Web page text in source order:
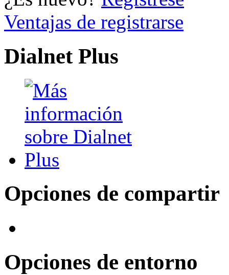
Ventajas de registrarse
Dialnet Plus
Opciones de compartir
Opciones de entorno